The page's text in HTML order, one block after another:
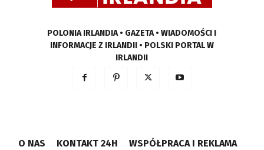
POLONIA IRLANDIA • GAZETA • WIADOMOŚCI I
INFORMACJE Z IRLANDII • POLSKI PORTAL W
IRLANDII
O NAS KONTAKT 24H WSPÓŁPRACA I REKLAMA